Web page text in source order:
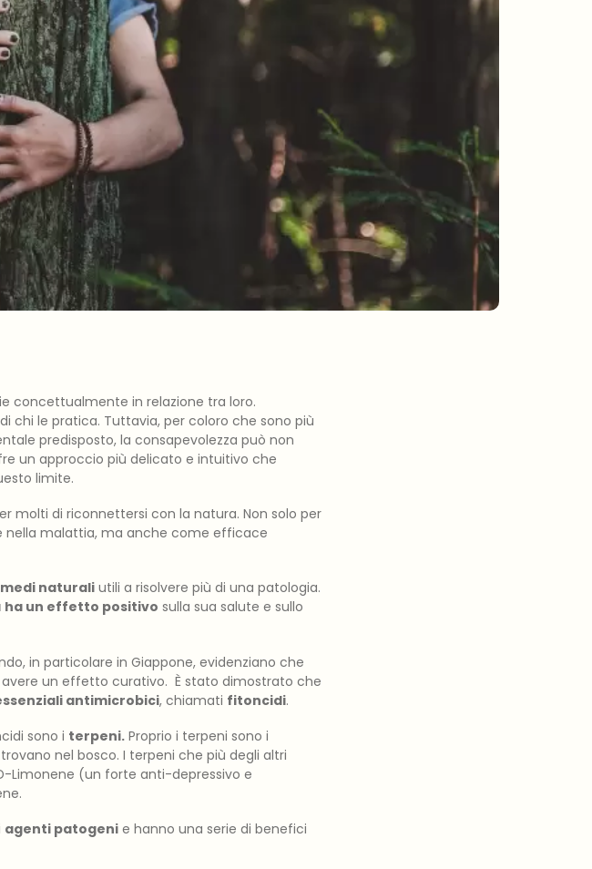
concettualmente in relazione tra loro.
chi le pratica. Tuttavia, per coloro che sono più
predisposto, la consapevolezza può non
un approccio più delicato e intuitivo che
limite.
molti di riconnettersi con la natura. Non solo per
malattia, ma anche come efficace
naturali utili a risolvere più di una patologia.
ha un effetto positivo sulla sua salute e sullo
in particolare in Giappone, evidenziano che
avere un effetto curativo. È stato dimostrato che
antimicrobici, chiamati fitoncidi.
sono i terpeni. Proprio i terpeni sono i
nel bosco. I terpeni che più degli altri
Limonene (un forte anti-depressivo e
agenti patogeni e hanno una serie di benefici